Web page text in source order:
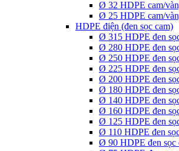
Ø 32 HDPE cam/
Ø 25 HDPE cam/
HDPE điện (đen sọc cam)
Ø 315 HDPE đen
Ø 280 HDPE đen
Ø 250 HDPE đen
Ø 225 HDPE đen
Ø 200 HDPE đen
Ø 180 HDPE đen
Ø 140 HDPE đen
Ø 160 HDPE đen
Ø 125 HDPE đen
Ø 110 HDPE đen
Ø 90 HDPE đen sọc